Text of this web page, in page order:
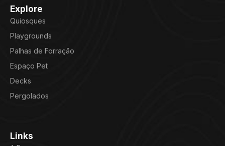
Explore
Quiosques
Playgrounds
Palhas de Forração
Espaço Pet
Decks
Pergolados
Links